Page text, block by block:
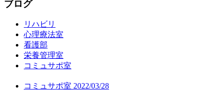
ブログ
リハビリ
心理療法室
看護部
栄養管理室
コミュサポ室
コミュサポ室 2022/03/28